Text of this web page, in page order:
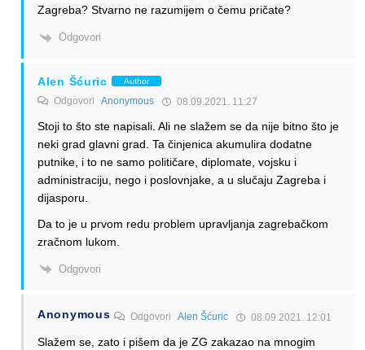
Zagreba? Stvarno ne razumijem o čemu pričate?
Odgovori
Alen Šćuric Author
Odgovori Anonymous 08.09.2021. 11:27
Stoji to što ste napisali. Ali ne slažem se da nije bitno što je
neki grad glavni grad. Ta činjenica akumulira dodatne
putnike, i to ne samo političare, diplomate, vojsku i
administraciju, nego i poslovnjake, a u slučaju Zagreba i
dijasporu.
Da to je u prvom redu problem upravljanja zagrebačkom
zračnom lukom.
Odgovori
Anonymous OdgovoriAlen Šćuric 08.09.2021. 12:01
Slažem se, zato i pišem da je ZG zakazao na mnogim